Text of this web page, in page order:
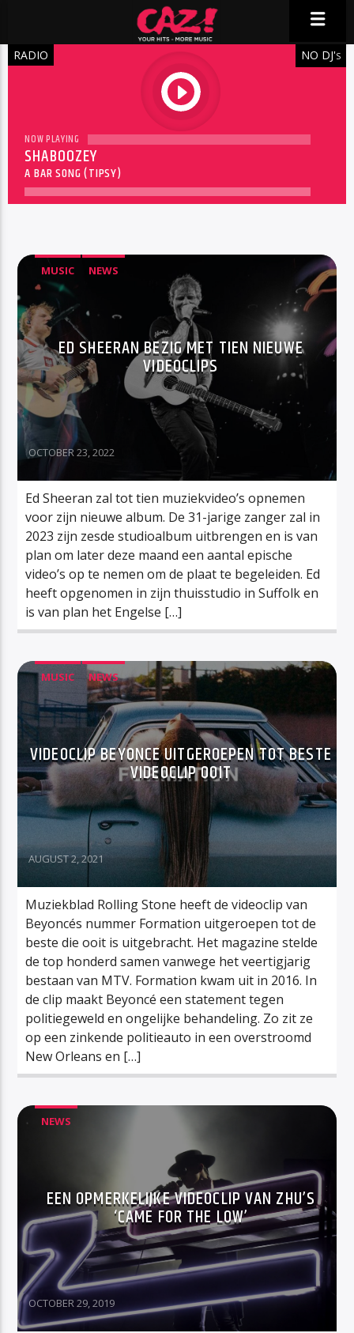
RADIO
play
NO DJ'S
NOW PLAYING
SHABOOZEY
A BAR SONG (TIPSY)
MUSIC NEWS
ED SHEERAN BEZIG MET TIEN NIEUWE
VIDEOCLIPS
OCTOBER 23, 2022
Ed Sheeran zal tot tien muziekvideo’s opnemen
voor zijn nieuwe album. De 31-jarige zanger zal in
2023 zijn zesde studioalbum uitbrengen en is van
plan om later deze maand een aantal epische
video’s op te nemen om de plaat te begeleiden. Ed
heeft opgenomen in zijn thuisstudio in Suffolk en
is van plan het Engelse […]
MUSIC NEWS
VIDEOCLIP BEYONCE UITGEROEPEN TOT BESTE
VIDEOCLIP OOIT
AUGUST 2, 2021
Muziekblad Rolling Stone heeft de videoclip van
Beyoncés nummer Formation uitgeroepen tot de
beste die ooit is uitgebracht. Het magazine stelde
de top honderd samen vanwege het veertigjarig
bestaan van MTV. Formation kwam uit in 2016. In
de clip maakt Beyoncé een statement tegen
politiegeweld en ongelijke behandeling. Zo zit ze
op een zinkende politieauto in een overstroomd
New Orleans en […]
NEWS
EEN OPMERKELIJKE VIDEOCLIP VAN ZHU’S
‘CAME FOR THE LOW’
OCTOBER 29, 2019